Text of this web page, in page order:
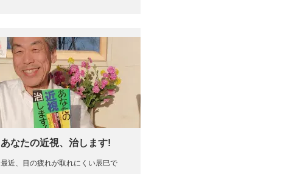
あなたの近視、治します!
最近、目の疲れが取れにくい辰巳で